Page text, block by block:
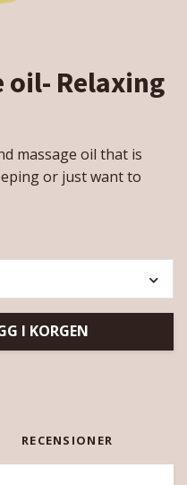
oil- Relaxing
massage oil that is
or just want to
I KORGEN
RECENSIONER